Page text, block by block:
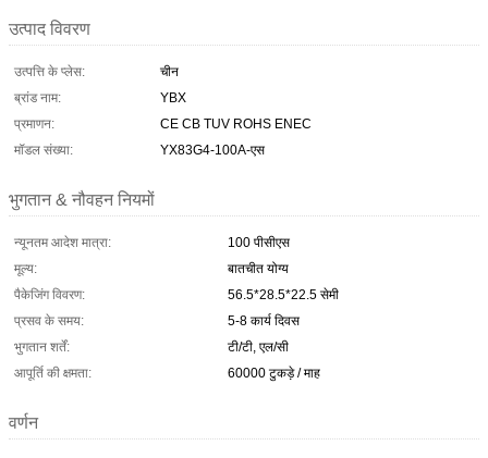
उत्पाद विवरण
उत्पत्ति के प्लेस:
चीन
ब्रांड नाम:
YBX
प्रमाणन:
CE CB TUV ROHS ENEC
मॉडल संख्या:
YX83G4-100A-एस
भुगतान & नौवहन नियमों
न्यूनतम आदेश मात्रा:
100 पीसीएस
मूल्य:
बातचीत योग्य
पैकेजिंग विवरण:
56.5*28.5*22.5 सेमी
प्रसव के समय:
5-8 कार्य दिवस
भुगतान शर्तें:
टी/टी, एल/सी
आपूर्ति की क्षमता:
60000 टुकड़े / माह
वर्णन